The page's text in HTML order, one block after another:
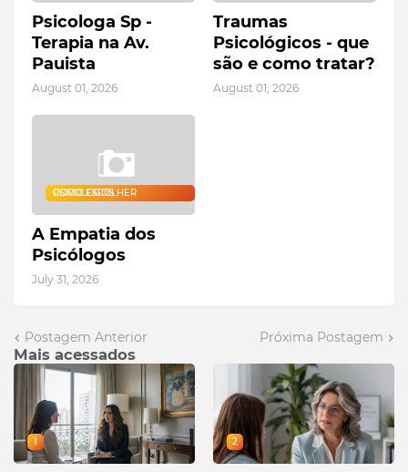
Psicologa Sp -
Terapia na Av.
Pauista
August 01, 2026
Traumas
Psicológicos - que
são e como tratar?
August 01, 2026
COMO ESCOLHER PSICOLOGOS
A Empatia dos
Psicólogos
July 31, 2026
Postagem Anterior Próxima Postagem
Mais acessados
1 2